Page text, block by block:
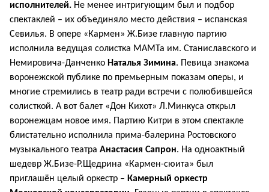
исполнителей. Не менее интригующим был и подбор
спектаклей – их объединяло место действия – испанская
Севилья. В опере «Кармен» Ж.Бизе главную партию
исполнила ведущая солистка МАМТа им. Станиславского и
Немировича-Данченко Наталья Зимина. Певица знакома
воронежской публике по премьерным показам оперы, и
многие стремились в театр ради встречи с полюбившейся
солисткой. А вот балет «Дон Кихот» Л.Минкуса открыл
воронежцам новое имя. Партию Китри в этом спектакле
блистательно исполнила прима-балерина Ростовского
музыкального театра Анастасия Сапрон. На одноактный
шедевр Ж.Бизе-Р.Щедрина «Кармен-сюита» был
приглашён целый оркестр – Камерный оркестр